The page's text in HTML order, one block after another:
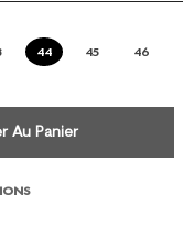
44 45 46
Au Panier